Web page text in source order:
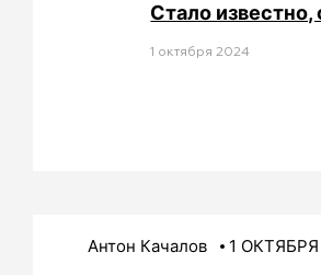
Стало
1 октября 2024
Антон Качалов 1